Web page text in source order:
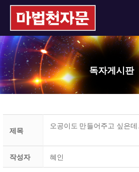
독자게시판
제목
오공이도 만들어주고 싶은데…
작성자 혜인